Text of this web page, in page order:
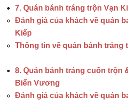
7. Quán bánh tráng trộn Vạn
Đánh giá của khách về quán
Kiếp
Thông tin về quán bánh tráng
8. Quán bánh tráng cuốn trộn
Biển Vương
Đánh giá của khách về quán